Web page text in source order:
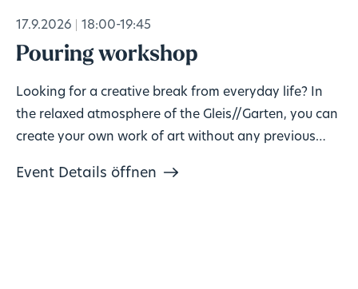
17.9.2026 18:00-19:45
Pouring workshop
Looking for a creative break from everyday life? In
the relaxed atmosphere of the Gleis//Garten, you can
create your own work of art without any previous
Event Details öffnen